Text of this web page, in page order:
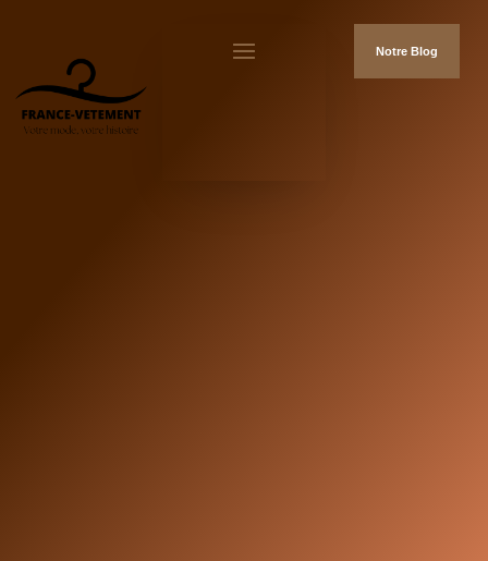
Notre Blog